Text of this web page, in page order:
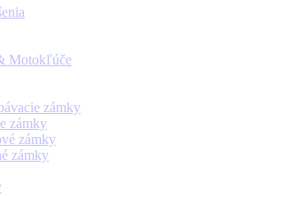
Motokľúče
zámky
zámky
zámky
zámky